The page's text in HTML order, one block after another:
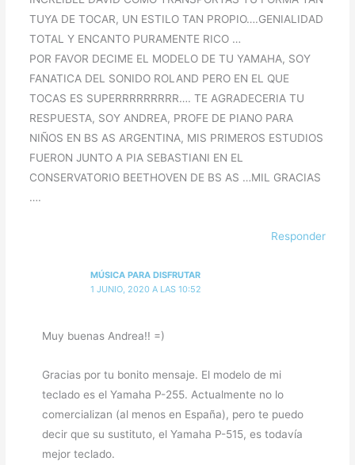
TUYA DE TOCAR, UN ESTILO TAN PROPIO….GENIALIDAD
TOTAL Y ENCANTO PURAMENTE RICO …
POR FAVOR DECIME EL MODELO DE TU YAMAHA, SOY
FANATICA DEL SONIDO ROLAND PERO EN EL QUE
TOCAS ES SUPERRRRRRRRR…. TE AGRADECERIA TU
RESPUESTA, SOY ANDREA, PROFE DE PIANO PARA
NIÑOS EN BS AS ARGENTINA, MIS PRIMEROS ESTUDIOS
FUERON JUNTO A PIA SEBASTIANI EN EL
CONSERVATORIO BEETHOVEN DE BS AS …MIL GRACIAS
….
Responder
MÚSICA PARA DISFRUTAR
1 JUNIO, 2020 A LAS 10:52
Muy buenas Andrea!! =)
Gracias por tu bonito mensaje. El modelo de mi
teclado es el Yamaha P-255. Actualmente no lo
comercializan (al menos en España), pero te puedo
decir que su sustituto, el Yamaha P-515, es todavía
mejor teclado.